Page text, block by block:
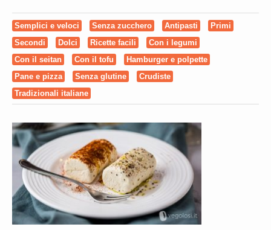
Semplici e veloci Senza zucchero Antipasti
Primi
Secondi
Dolci Ricette facili
Con i legumi
Con il seitan
Con il tofu
Hamburger e polpette
Pane e pizza
Senza glutine
Crudiste
Tradizionali italiane